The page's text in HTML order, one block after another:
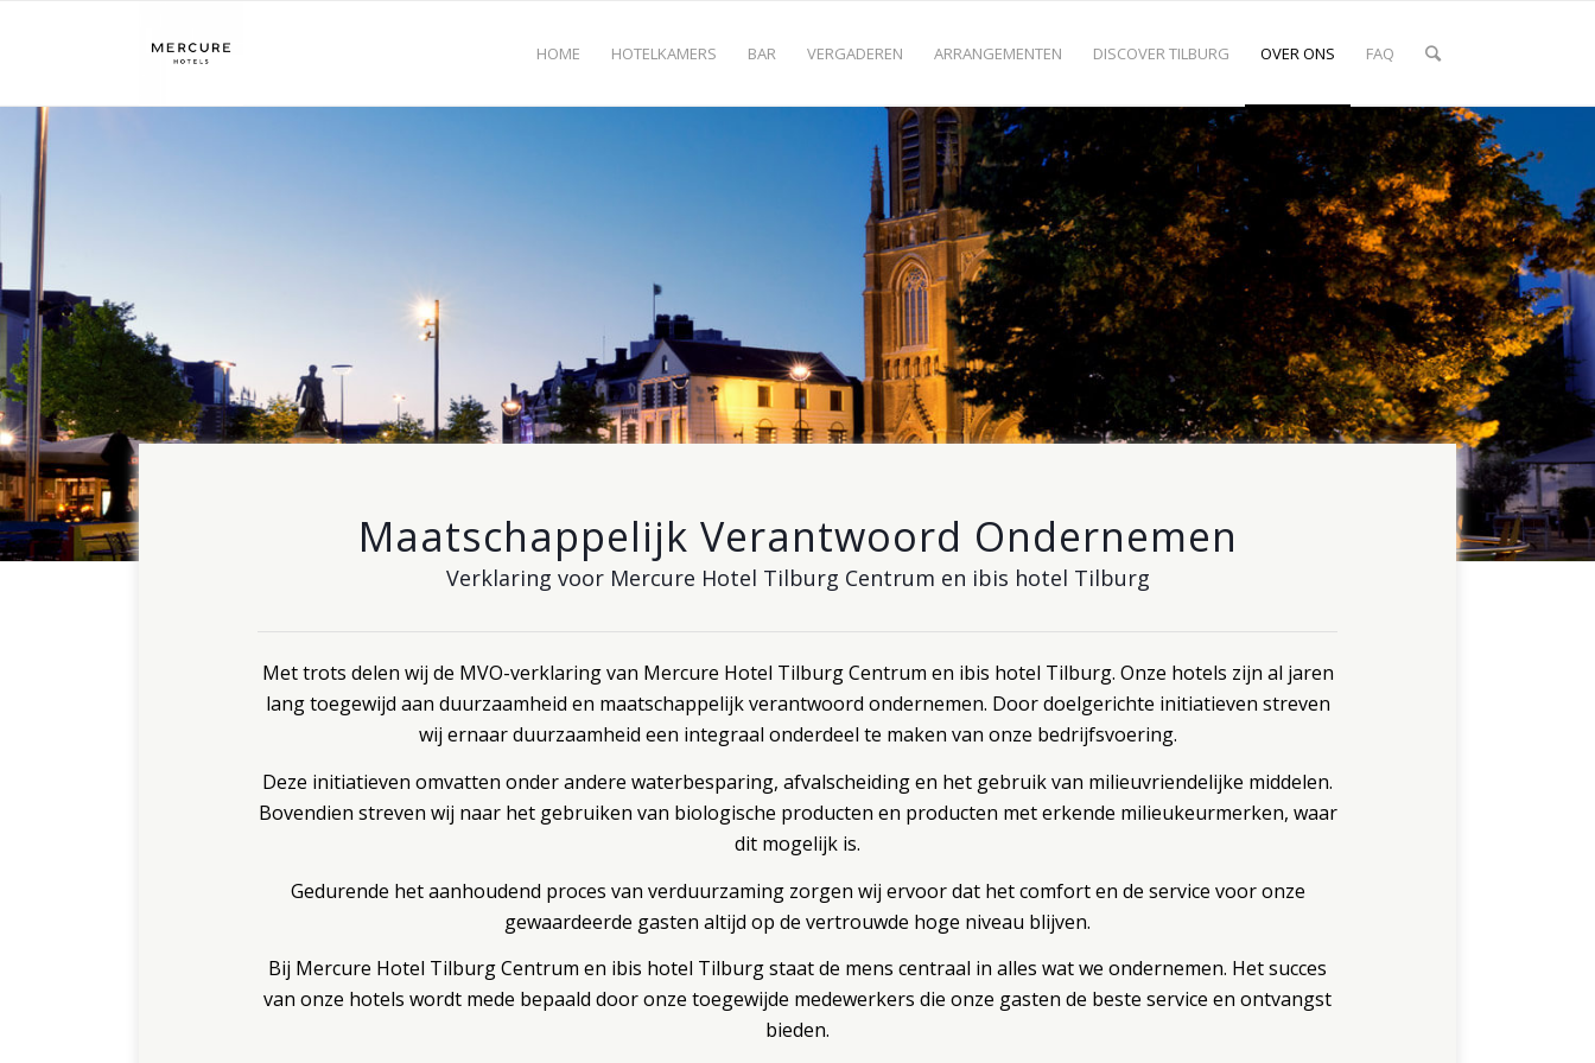
HOME HOTELKAMERS BAR VERGADEREN ARRANGEMENTEN DISCOVER TILBURG OVER ONS FAQ
Maatschappelijk Verantwoord Ondernemen
Verklaring voor Mercure Hotel Tilburg Centrum en ibis hotel Tilburg
Met trots delen wij de MVO-verklaring van Mercure Hotel Tilburg Centrum en ibis hotel Tilburg. Onze hotels zijn al jaren
lang toegewijd aan duurzaamheid en maatschappelijk verantwoord ondernemen. Door doelgerichte initiatieven streven
wij ernaar duurzaamheid een integraal onderdeel te maken van onze bedrijfsvoering.
Deze initiatieven omvatten onder andere waterbesparing, afvalscheiding en het gebruik van milieuvriendelijke middelen.
Bovendien streven wij naar het gebruiken van biologische producten en producten met erkende milieukeurmerken, waar
dit mogelijk is.
Gedurende het aanhoudend proces van verduurzaming zorgen wij ervoor dat het comfort en de service voor onze
gewaardeerde gasten altijd op de vertrouwde hoge niveau blijven.
Bij Mercure Hotel Tilburg Centrum en ibis hotel Tilburg staat de mens centraal in alles wat we ondernemen. Het succes
van onze hotels wordt mede bepaald door onze toegewijde medewerkers die onze gasten de beste service en ontvangst
bieden.